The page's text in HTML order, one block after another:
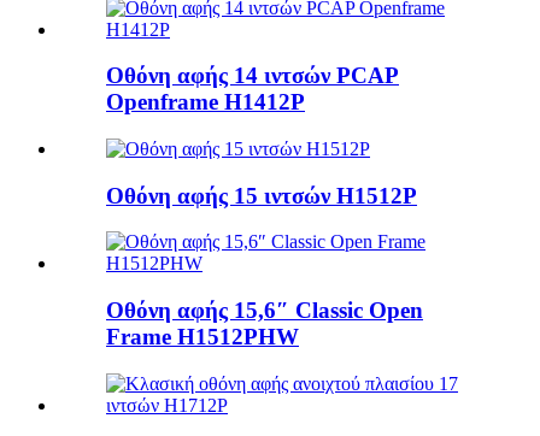
Οθόνη αφής 14 ιντσών PCAP
Openframe H1412P
Οθόνη αφής 15 ιντσών H1512P
Οθόνη αφής 15,6″ Classic Open
Frame H1512PHW